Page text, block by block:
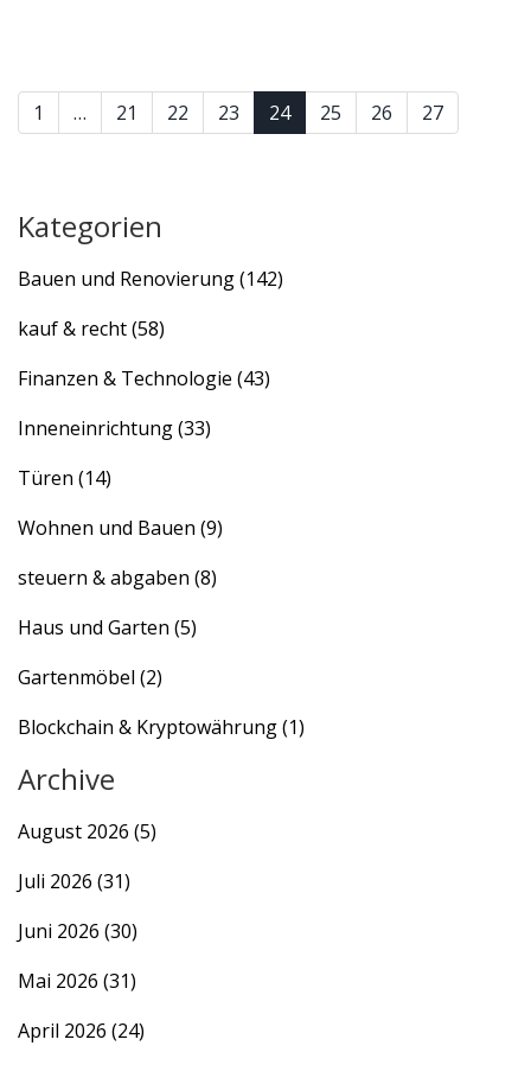
spart Zeit und unerwartete Ausgaben.
1 … 21 22 23 24 25 26 27
Kategorien
Bauen und Renovierung(142)
kauf & recht(58)
Finanzen & Technologie (43)
Inneneinrichtung(33)
Türen (14)
Wohnen und Bauen (9)
steuern & abgaben (8)
Haus und Garten (5)
Gartenmöbel (2)
Blockchain & Kryptowährung(1)
Archive
August 2026 (5)
Juli 2026 (31)
Juni 2026 (30)
Mai 2026 (31)
April 2026 (24)